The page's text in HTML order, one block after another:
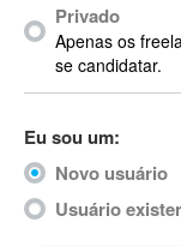
Acrobat X
Acronis
ACT
Actimize
ActionScript
ActionScript 3
Privado
Apenas os
se candidatar.
Eu sou um:
Novo usuário
Usuário